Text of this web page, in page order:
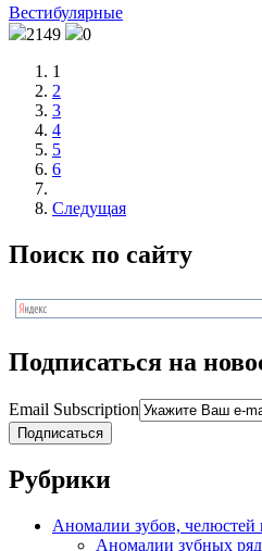
Вестибулярные
2149
0
1
2
3
4
5
6
Следущая
Поиск по сайту
Подписаться на
Email Subscription
Подписаться
Рубрики
Аномалии зубов, челюстей
Аномалии зубных